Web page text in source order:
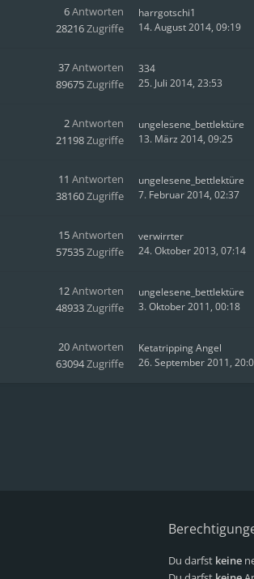
6Antworten
28216Zugriffe
harrgotschi1
14. August 2014, 09:19
37Antworten
89675Zugriffe
334
25. Juli 2014, 23:53
2Antworten
21198Zugriffe
ungelesene_bettlektüre
13. März 2014, 09:25
11 Antworten
38160Zugriffe
ungelesene_bettlektüre
7. Februar 2014, 02:37
15Antworten
57535Zugriffe
verwirrter
24. Oktober 2013, 07:14
12Antworten
48933Zugriffe
ungelesene_bettlektüre
3. Oktober 2011, 00:18
20Antworten
63094Zugriffe
Ketatripping Angel
26. September 2011,
Du darfst keine